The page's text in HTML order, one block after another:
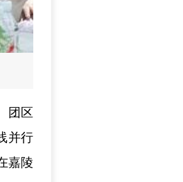
团区
并行
嘉陵